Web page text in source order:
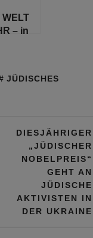
– in
JÜDISCHES
DIESJÄHRIGER
„JÜDISCHER
NOBELPREIS“
GEHT AN
JÜDISCHE
AKTIVISTEN IN
DER UKRAINE